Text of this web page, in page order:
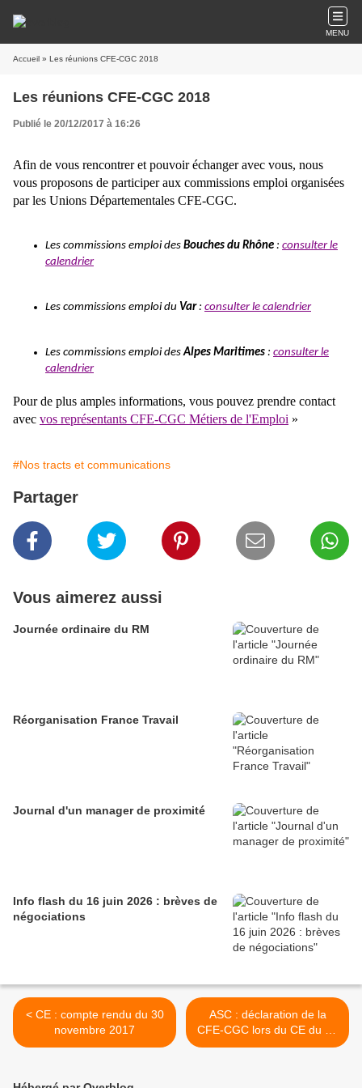
MENU
Accueil » Les réunions CFE-CGC 2018
Les réunions CFE-CGC 2018
Publié le 20/12/2017 à 16:26
Afin de vous rencontrer et pouvoir échanger avec vous, nous
vous proposons de participer aux commissions emploi organisées
par les Unions Départementales CFE-CGC.
Les commissions emploi des Bouches du Rhône : consulter le
calendrier
Les commissions emploi du Var: consulter le calendrier
Les commissions emploi desAlpes Maritimes : consulter le
calendrier
Pour de plus amples informations, vous pouvez prendre contact
avec vos représentants CFE-CGC Métiers de l'Emploi »
#Nos tracts et communications
Partager
Vous aimerez aussi
Journée ordinaire du RM
Réorganisation France Travail
Journal d'un manager de proximité
Info flash du 16 juin 2026 : brèves de
négociations
< CE : compte rendu du 30
novembre 2017
ASC : déclaration de la
CFE-CGC lors du CE du 21
décembre 2017 >